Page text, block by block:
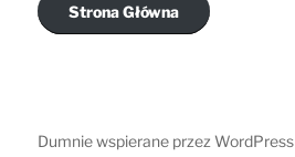
Strona Główna
Dumnie wspierane przez WordPress